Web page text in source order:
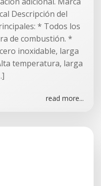
Descripción del
* Todos los
de combustión. *
inoxidable, larga
temperatura, larga
read more...